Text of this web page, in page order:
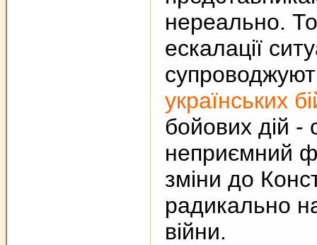
нереально.
ескалації
українських
бойових дій
неприємний
зміни до
радикально
війни.